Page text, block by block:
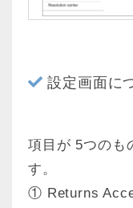
設定画面に
項目が 5つのも
す。
① Returns